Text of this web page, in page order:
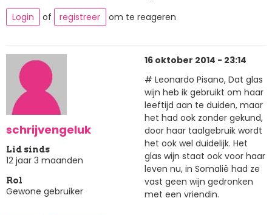
Login
of registreer om te reageren
schrijvengeluk
Lid sinds
12 jaar 3 maanden
Rol
Gewone gebruiker
16 oktober 2014 - 23:14
# Leonardo Pisano, Dat glas
wijn heb ik gebruikt om haar
leeftijd aan te duiden, maar
het had ook zonder gekund,
door haar taalgebruik wordt
het ook wel duidelijk. Het
glas wijn staat ook voor haar
leven nu, in Somalië had ze
vast geen wijn gedronken
met een vriendin.